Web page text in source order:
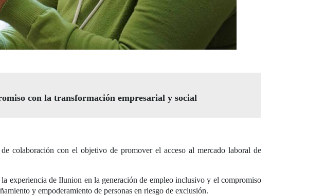
con la transformación empresarial y social
colaboración con el objetivo de promover el acceso al mercado laboral de
experiencia de Ilunion en la generación de empleo inclusivo y el compromiso
y empoderamiento de personas en riesgo de exclusión.